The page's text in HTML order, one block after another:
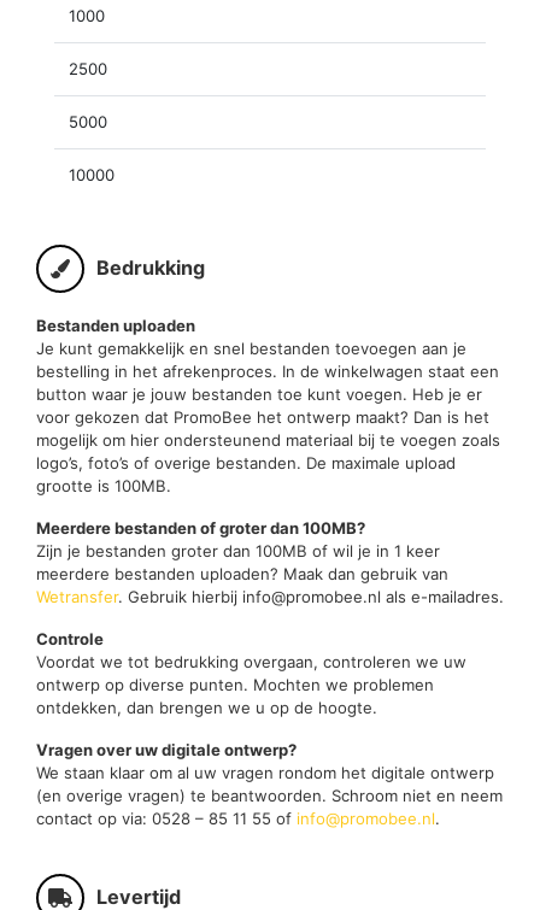
1000
2500
5000
10000
Bedrukking
Bestanden uploaden
Je kunt gemakkelijk en snel bestanden toevoegen aan je
bestelling in het afrekenproces. In de winkelwagen staat een
button waar je jouw bestanden toe kunt voegen. Heb je er
voor gekozen dat PromoBee het ontwerp maakt? Dan is het
mogelijk om hier ondersteunend materiaal bij te voegen zoals
logo’s, foto’s of overige bestanden. De maximale upload
grootte is 100MB.
Meerdere bestanden of groter dan 100MB?
Zijn je bestanden groter dan 100MB of wil je in 1 keer
meerdere bestanden uploaden? Maak dan gebruik van
Wetransfer. Gebruik hierbij info@promobee.nl als e-mailadres.
Controle
Voordat we tot bedrukking overgaan, controleren we uw
ontwerp op diverse punten. Mochten we problemen
ontdekken, dan brengen we u op de hoogte.
Vragen over uw digitale ontwerp?
We staan klaar om al uw vragen rondom het digitale ontwerp
(en overige vragen) te beantwoorden. Schroom niet en neem
contact op via: 0528 – 85 11 55 of info@promobee.nl.
Levertijd